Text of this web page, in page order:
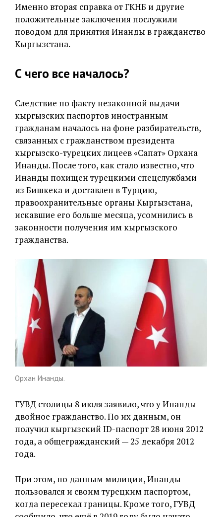
Именно вторая справка от ГКНБ и другие
положительные заключения послужили
поводом для принятия Инанды в гражданство
Кыргызстана.
С чего все началось?
Следствие по факту незаконной выдачи
кыргызских паспортов иностранным
гражданам началось на фоне разбирательств,
связанных с гражданством президента
кыргызско-турецких лицеев «Сапат» Орхана
Инанды. После того, как стало известно, что
Инанды похищен турецкими спецслужбами
из Бишкека и доставлен в Турцию,
правоохранительные органы Кыргызстана,
искавшие его больше месяца, усомнились в
законности получения им кыргызского
гражданства.
Орхан Инанды.
ГУВД столицы 8 июля заявило, что у Инанды
двойное гражданство. По их данным, он
получил кыргызский ID-паспорт 28 июня 2012
года, а общегражданский — 25 декабря 2012
года.
При этом, по данным милиции, Инанды
пользовался и своим турецким паспортом,
когда пересекал границы. Кроме того, ГУВД